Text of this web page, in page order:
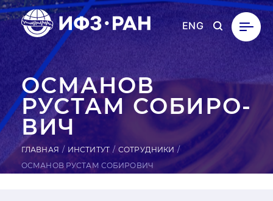
ENG
ОСМАНОВ
РУСТАМ СО­БИРО­
ВИЧ
ГЛАВНАЯ ИНСТИТУТ
СОТРУДНИКИ
ОСМАНОВ РУСТАМ СОБИРОВИЧ